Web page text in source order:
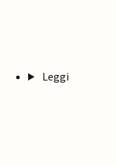
Leggi